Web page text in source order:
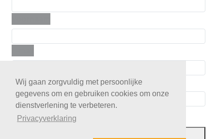
Wij gaan zorgvuldig met persoonlijke
gegevens om en gebruiken cookies om onze
dienstverlening te verbeteren.
Privacyverklaring
Telefoon
Postcode